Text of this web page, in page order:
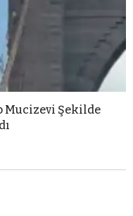
Mucizevi Şekilde